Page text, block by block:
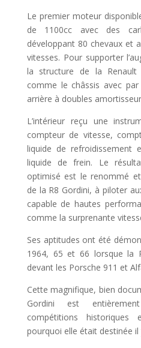
Le premier moteur
de 1100cc avec des
développant 80 chevaux et
vitesses. Pour supporter
la structure de la
comme le châssis avec
arrière à doubles
L’intérieur reçu une
compteur de vitesse,
liquide de refroidissement
liquide de frein. Le
optimisé est le renommé
de la R8 Gordini, à piloter
capable de hautes
comme la surprenante
Ses aptitudes ont été
1964, 65 et 66 lorsque la
devant les Porsche 911 et
Cette magnifique, bien
Gordini est
compétitions
pourquoi elle était destinée il